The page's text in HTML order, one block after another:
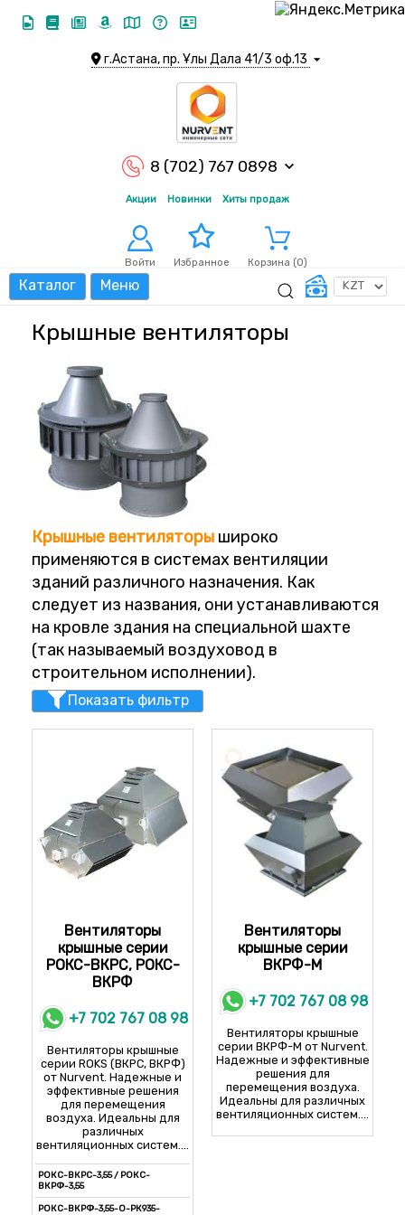
г.Астана, пр. Ұлы Дала 41/3 оф.13
8 (702) 767 0898
Акции Новинки Хиты продаж
Войти Избранное Корзина (0)
Каталог Меню
Крышные вентиляторы
Крышные вентиляторы широко
применяются в системах вентиляции
зданий различного назначения. Как
следует из названия, они устанавливаются
на кровле здания на специальной шахте
(так называемый воздуховод в
строительном исполнении).
Показать фильтр
Вентиляторы
крышные серии
РОКС-ВКРС, РОКС-
ВКРФ
+7 702 767 08 98
Вентиляторы крышные
серии ROKS (ВКРС, ВКРФ)
от Nurvent. Надежные и
эффективные решения
для перемещения
воздуха. Идеальны для
различных
вентиляционных систем....
РОКС-ВКРС-3,55 / РОКС-
ВКРФ-3,55
РОКС-ВКРФ-3,55-О-РК935-
Вентиляторы
крышные серии
ВКРФ-М
+7 702 767 08 98
Вентиляторы крышные
серии ВКРФ-М от Nurvent.
Надежные и эффективные
решения для
перемещения воздуха.
Идеальны для различных
вентиляционных систем....